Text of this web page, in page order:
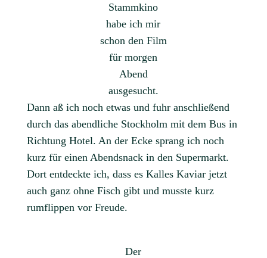
Stammkino
habe ich mir
schon den Film
für morgen
Abend
ausgesucht.
Dann aß ich noch etwas und fuhr anschließend
durch das abendliche Stockholm mit dem Bus in
Richtung Hotel. An der Ecke sprang ich noch
kurz für einen Abendsnack in den Supermarkt.
Dort entdeckte ich, dass es Kalles Kaviar jetzt
auch ganz ohne Fisch gibt und musste kurz
rumflippen vor Freude.
Der